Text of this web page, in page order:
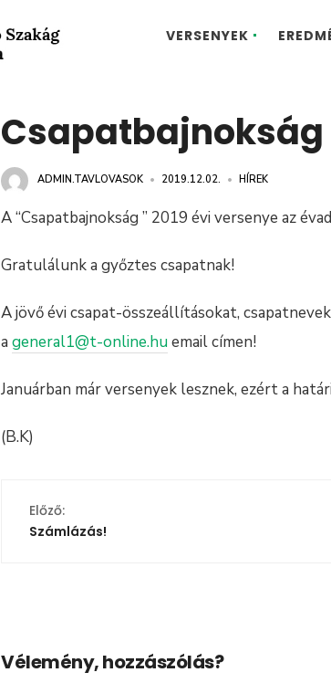
VERSENYEK
Csapatbajnokság
ADMIN.TAVLOVASOK • 2019.12.02. • HÍREK
A “Csapatbajnokság ” 2019 évi versenye az
Gratulálunk a győztes csapatnak!
A jövő évi csapat-összeállításokat,
a general1@t-online.huemail címen!
Januárban már versenyek lesznek, ezért a
(B.K)
Előző:
Számlázás!
Vélemény, hozzászólás?